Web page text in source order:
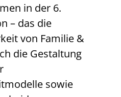
in der 6.
– das die
von Familie &
die Gestaltung
sowie